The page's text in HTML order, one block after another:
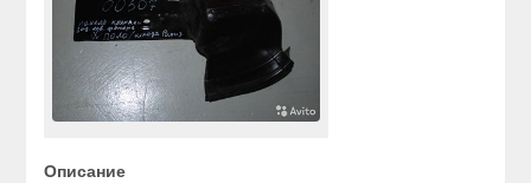
Описание